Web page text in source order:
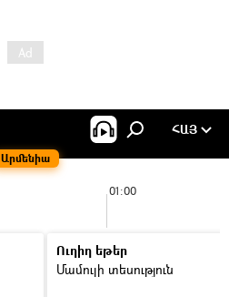
Արմենիա
ՀԱՅ
01:00
Ուղիղ եթեր
Մամուլի տեսություն